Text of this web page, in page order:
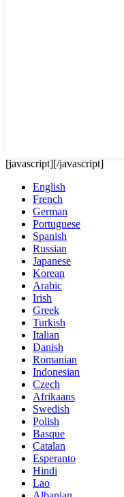
[javascript][/javascript]
English
French
German
Portuguese
Spanish
Russian
Japanese
Korean
Arabic
Irish
Greek
Turkish
Italian
Danish
Romanian
Indonesian
Czech
Afrikaans
Swedish
Polish
Basque
Catalan
Esperanto
Hindi
Lao